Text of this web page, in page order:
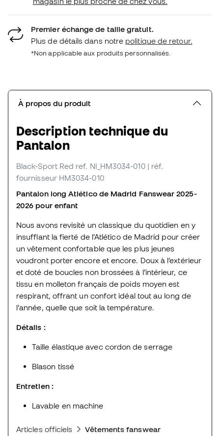
Premier échange de taille gratuit.
Plus de détails dans notre politique de retour.
*Non applicable aux produits personnalisés.
À propos du produit
Description technique du
Pantalon
Black-Sport Red ref. NI_HM3034-010 | réf.
fournisseur HM3034-010
Pantalon long Atlético de Madrid Fanswear 2025-
2026 pour enfant
Nous avons revisité un classique du quotidien en y
insufflant la fierté de l’Atlético de Madrid pour créer
un vêtement confortable que les plus jeunes
voudront porter encore et encore. Doux à l’extérieur
et doté de boucles non brossées à l’intérieur, ce
tissu en molleton français de poids moyen est
respirant, offrant un confort idéal tout au long de
l’année, quelle que soit la température.
Détails :
Taille élastique avec cordon de serrage
Blason tissé
Entretien :
Lavable en machine
Articles officiels Vêtements fanswear